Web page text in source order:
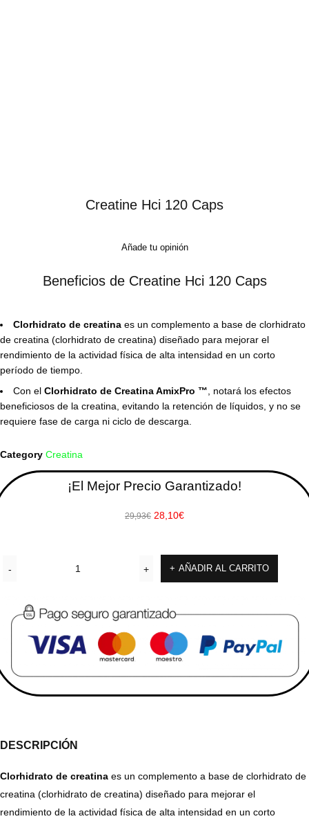
Creatine Hci 120 Caps
Añade tu opinión
Beneficios de Creatine Hci 120 Caps
Clorhidrato de creatina es un complemento a base de clorhidrato
de creatina (clorhidrato de creatina) diseñado para mejorar el
rendimiento de la actividad física de alta intensidad en un corto
período de tiempo.
Con el Clorhidrato de Creatina AmixPro ™ , notará los efectos
beneficiosos de la creatina, evitando la retención de líquidos, y no se
requiere fase de carga ni ciclo de descarga.
Category Creatina
¡El Mejor Precio Garantizado!
29,93€ 28,10€
AÑADIR AL CARRITO
DESCRIPCIÓN
Clorhidrato de creatina es un complemento a base de clorhidrato de
creatina (clorhidrato de creatina) diseñado para mejorar el
rendimiento de la actividad física de alta intensidad en un corto